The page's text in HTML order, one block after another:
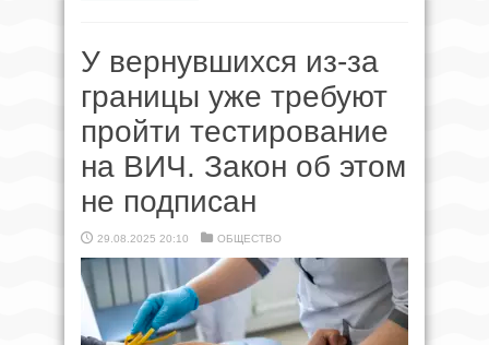
У вернувшихся из-за
границы уже требуют
пройти тестирование
на ВИЧ. Закон об этом
не подписан
29.08.2025 20:10 ОБЩЕСТВО